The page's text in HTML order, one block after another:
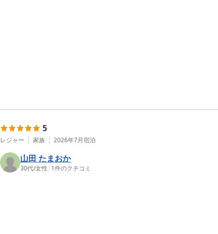
5
レジャー 家族 2026年7月宿泊
山田 たまおか
30代/女性 | 1件のクチコミ